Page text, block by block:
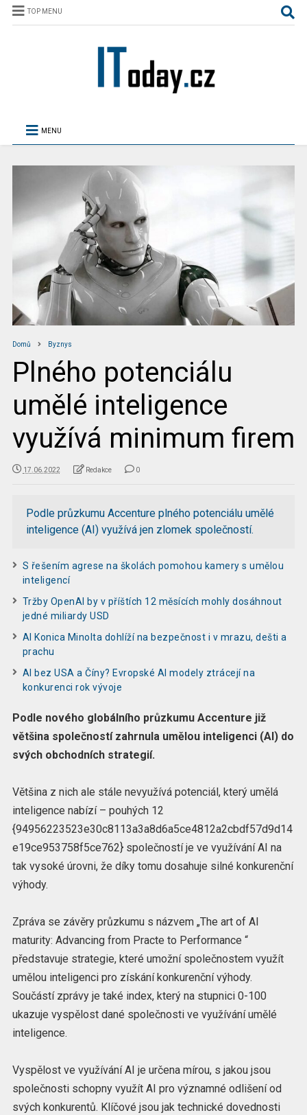
TOP MENU
MENU
Domů Byznys
Plného potenciálu
umělé inteligence
využívá minimum firem
17.06.2022 Redakce 0
Podle průzkumu Accenture plného potenciálu umělé
inteligence (AI) využívá jen zlomek společností.
S řešením agrese na školách pomohou kamery s umělou
inteligencí
Tržby OpenAI by v příštích 12 měsících mohly dosáhnout
jedné miliardy USD
AI Konica Minolta dohlíží na bezpečnost i v mrazu, dešti a
prachu
AI bez USA a Číny? Evropské AI modely ztrácejí na
konkurenci rok vývoje
Podle nového globálního průzkumu Accenture již
většina společností zahrnula umělou inteligenci (AI) do
svých obchodních strategií.
Většina z nich ale stále nevyužívá potenciál, který umělá
inteligence nabízí – pouhých 12
{94956223523e30c8113a3a8d6a5ce4812a2cbdf57d9d14
e19ce953758f5ce762} společností je ve využívání AI na
tak vysoké úrovni, že díky tomu dosahuje silné konkurenční
výhody.
Zpráva se závěry průzkumu s názvem „The art of AI
maturity: Advancing from Practe to Performance “
představuje strategie, které umožní společnostem využít
umělou inteligenci pro získání konkurenční výhody.
Součástí zprávy je také index, který na stupnici 0-100
ukazuje vyspělost dané společnosti ve využívání umělé
inteligence.
Vyspělost ve využívání AI je určena mírou, s jakou jsou
společnosti schopny využít AI pro významné odlišení od
svých konkurentů. Klíčové jsou jak technické dovednosti